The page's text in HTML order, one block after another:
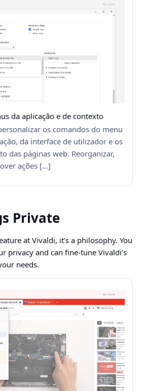
da aplicação e de contexto
os comandos do menu
da interface de utilizador e os
das páginas web. Reorganizar,
ações […]
Private
at Vivaldi, it’s a philosophy. You
privacy and can fine-tune Vivaldi’s
needs.